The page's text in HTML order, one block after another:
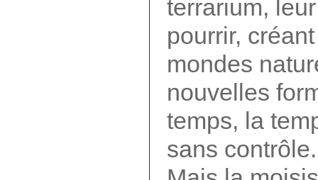
terrarium,
pourrir,
mondes
nouvelles
temps, la
sans contrôle.